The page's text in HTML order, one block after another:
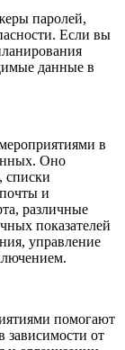
паролей,
Если вы
данные в
в
Оно
списки
и
различные
показателей
управление
помогают
зависимости от